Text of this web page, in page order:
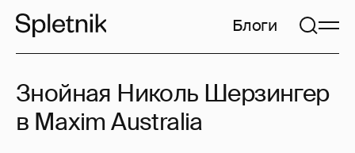
Блоги
Знойная Николь Шерзингер
в Maxim Australia